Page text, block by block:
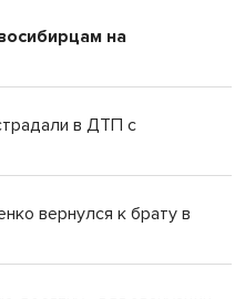
на
в ДТП с
вернулся к брату в